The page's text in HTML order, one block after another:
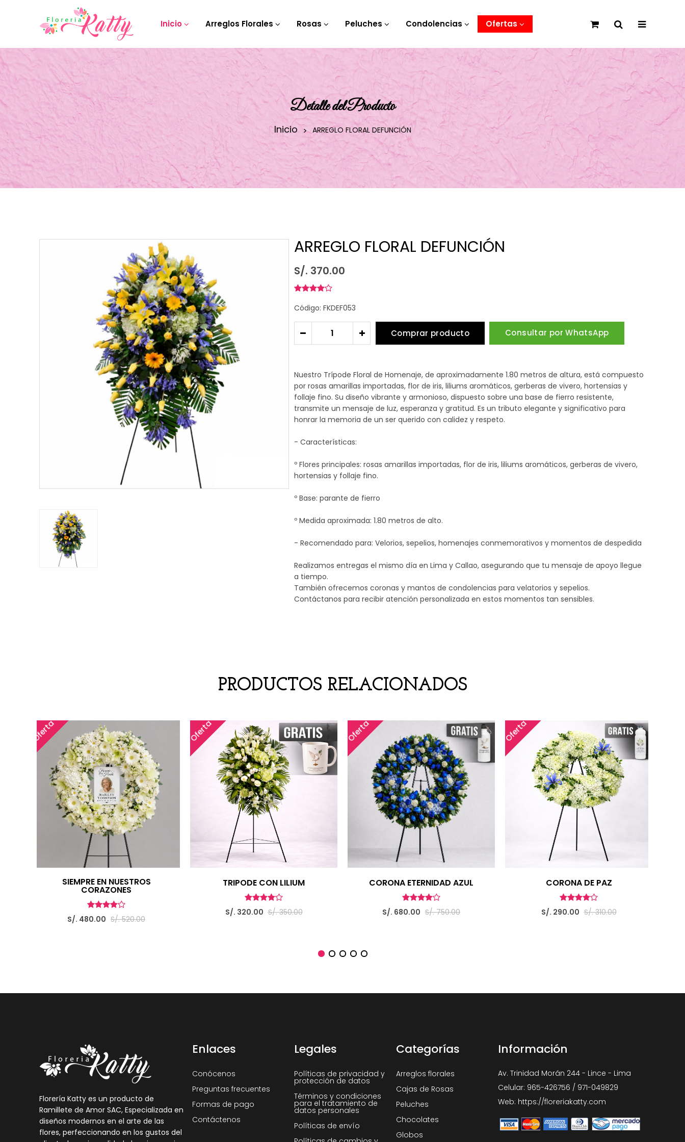
Inicio Arreglos Florales Rosas Peluches Condolencias Ofertas
Detalle del Producto
Inicio ARREGLO FLORAL DEFUNCIÓN
ARREGLO FLORAL DEFUNCIÓN
S/. 370.00
Código: FKDEF053
- + Comprar producto Consultar por WhatsApp
Nuestro Trípode Floral de Homenaje, de aproximadamente 1.80 metros de altura, está compuesto
por rosas amarillas importadas, flor de iris, liliums aromáticos, gerberas de vivero, hortensias y
follaje fino. Su diseño vibrante y armonioso, dispuesto sobre una base de fierro resistente,
transmite un mensaje de luz, esperanza y gratitud. Es un tributo elegante y significativo para
honrar la memoria de un ser querido con calidez y respeto.
- Características:
º Flores principales: rosas amarillas importadas, flor de iris, liliums aromáticos, gerberas de vivero,
hortensias y follaje fino.
º Base: parante de fierro
º Medida aproximada: 1.80 metros de alto.
- Recomendado para: Velorios, sepelios, homenajes conmemorativos y momentos de despedida
Realizamos entregas el mismo día en Lima y Callao, asegurando que tu mensaje de apoyo llegue
a tiempo.
También ofrecemos coronas y mantos de condolencias para velatorios y sepelios.
Contáctanos para recibir atención personalizada en estos momentos tan sensibles.
PRODUCTOS RELACIONADOS
Oferta
SIEMPRE EN NUESTROS
CORAZONES
S/. 480.00 S/. 520.00
Oferta
TRIPODE CON LILIUM
S/. 320.00 S/. 350.00
Oferta
CORONA ETERNIDAD AZUL
S/. 680.00 S/. 750.00
Oferta
CORONA DE PAZ
S/. 290.00 S/. 310.00
Florería Katty es un producto de
Ramillete de Amor SAC, Especializada en
diseños modernos en el arte de las
flores, perfeccionando en los gustos del
Enlaces
Conócenos
Preguntas frecuentes
Formas de pago
Contáctenos
Legales
Políticas de privacidad y
protección de datos
Términos y condiciones
para el tratamiento de
datos personales
Políticas de envío
Categorías
Arreglos florales
Cajas de Rosas
Peluches
Chocolates
Globos
Información
Av. Trinidad Morán 244 - Lince - Lima
Celular: 965-426756 / 971-049829
Web: https://floreriakatty.com